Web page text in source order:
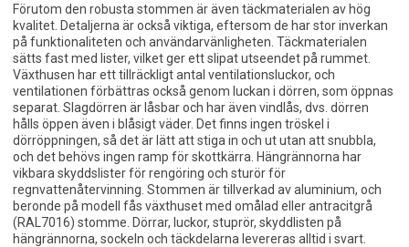
Förutom den robusta stommen är även täckmaterialen av hög
kvalitet. Detaljerna är också viktiga, eftersom de har stor inverkan
på funktionaliteten och användarvänligheten. Täckmaterialen
sätts fast med lister, vilket ger ett slipat utseendet på rummet.
Växthusen har ett tillräckligt antal ventilationsluckor, och
ventilationen förbättras också genom luckan i dörren, som öppnas
separat. Slagdörren är låsbar och har även vindlås, dvs. dörren
hålls öppen även i blåsigt väder. Det finns ingen tröskel i
dörröppningen, så det är lätt att stiga in och ut utan att snubbla,
och det behövs ingen ramp för skottkärra. Hängrännorna har
vikbara skyddslister för rengöring och sturör för
regnvattenåtervinning. Stommen är tillverkad av aluminium, och
beronde på modell fås växthuset med omålad eller antracitgrå
(RAL7016) stomme. Dörrar, luckor, stuprör, skyddlisten på
hängrännorna, sockeln och täckdelarna levereras alltid i svart.